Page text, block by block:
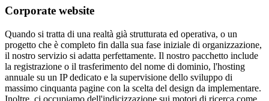
Corporate website
Quando si tratta di una realtà già strutturata ed operativa, o un
progetto che è completo fin dalla sua fase iniziale di organizzazione,
il nostro servizio si adatta perfettamente. Il nostro pacchetto include
la registrazione o il trasferimento del nome di dominio, l'hosting
annuale su un IP dedicato e la supervisione dello sviluppo di
massimo cinquanta pagine con la scelta del design da implementare.